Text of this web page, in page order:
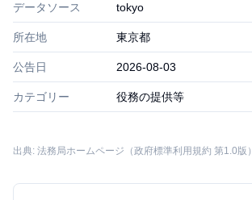
データソース tokyo
所在地 東京都
公告日 2026-08-03
カテゴリー 役務の提供等
出典: 法務局ホームページ（政府標準利用規約 第1.0版）